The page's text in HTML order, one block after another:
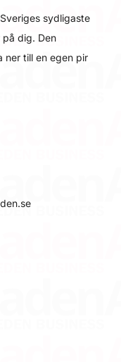
sydligaste
dig. Den
ner till en egen pir